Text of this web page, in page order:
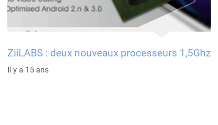
ZiiLABS : deux nouveaux processeurs 1,5Ghz
Il y a 15 ans